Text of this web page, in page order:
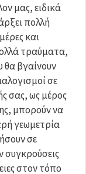
μας, ειδικά
πολλή
και
τραύματα,
θα βγαίνουν
σε
σας, ως μέρος
μπορούν να
γεωμετρία
σε
συγκρούσεις
στον τόπο